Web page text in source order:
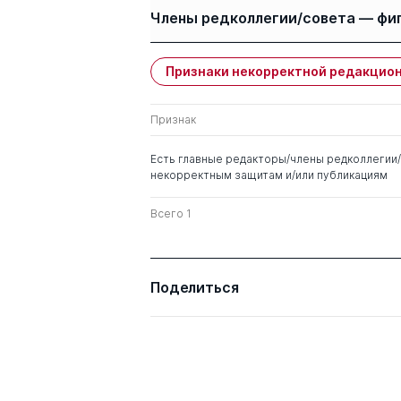
Финогеев А. Г.
Финогеев А А
Нефедова И С
Члены редколлегии/совета —
Имя Степень
Батищев Виталий
Иванович
Признаки некорректной
Признак
Есть главные редакторы/члены
некорректным защитам и/или публикациям
Всего 1
Поделиться